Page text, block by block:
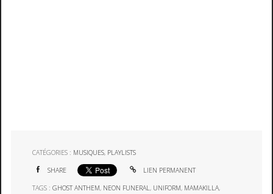
CATÉGORIES : MUSIQUES, PLAYLISTS
SHARE LIEN PERMANENT
TAGS :GHOST ANTHEM, NEON FUNERAL, UNIFORM, MAMAKILLA,